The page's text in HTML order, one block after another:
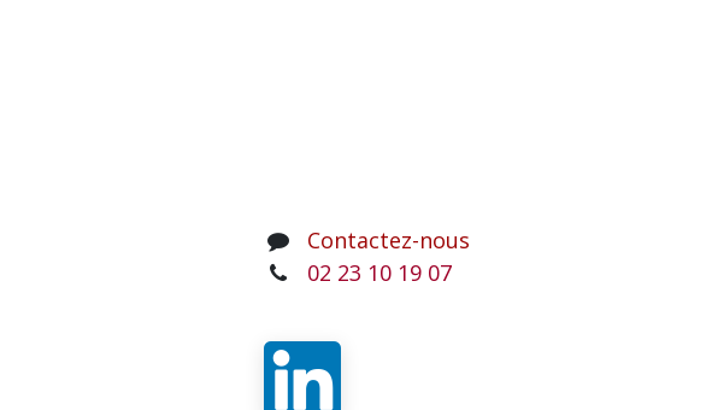
Contactez-nous
02 23 10 19 07